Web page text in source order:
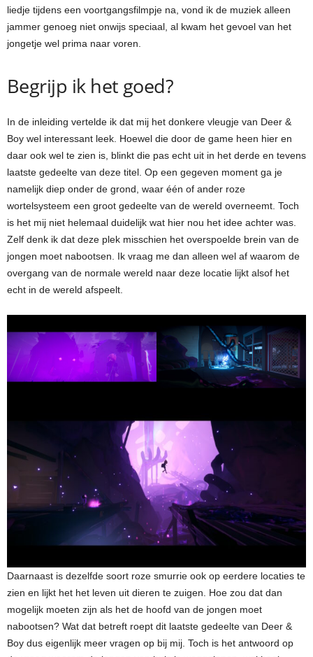
liedje tijdens een voortgangsfilmpje na, vond ik de muziek alleen
jammer genoeg niet onwijs speciaal, al kwam het gevoel van het
jongetje wel prima naar voren.
Begrijp ik het goed?
In de inleiding vertelde ik dat mij het donkere vleugje van Deer &
Boy wel interessant leek. Hoewel die door de game heen hier en
daar ook wel te zien is, blinkt die pas echt uit in het derde en tevens
laatste gedeelte van deze titel. Op een gegeven moment ga je
namelijk diep onder de grond, waar één of ander roze
wortelsysteem een groot gedeelte van de wereld overneemt. Toch
is het mij niet helemaal duidelijk wat hier nou het idee achter was.
Zelf denk ik dat deze plek misschien het overspoelde brein van de
jongen moet nabootsen. Ik vraag me dan alleen wel af waarom de
overgang van de normale wereld naar deze locatie lijkt alsof het
echt in de wereld afspeelt.
Daarnaast is dezelfde soort roze smurrie ook op eerdere locaties te
zien en lijkt het het leven uit dieren te zuigen. Hoe zou dat dan
mogelijk moeten zijn als het de hoofd van de jongen moet
nabootsen? Wat dat betreft roept dit laatste gedeelte van Deer &
Boy dus eigenlijk meer vragen op bij mij. Toch is het antwoord op